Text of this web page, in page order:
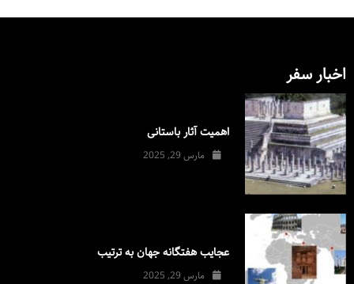
اخبار سفر
اهمیت آثار باستانی
مارس 29, 2025
عجایب هفتگانه جهان به ترتیب
مارس 29, 2025